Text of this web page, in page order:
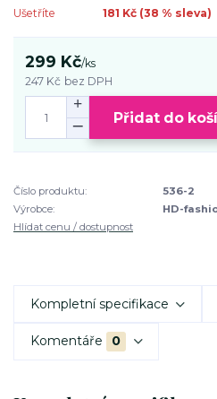
Ušetříte 181 Kč (38 % sleva)
299 Kč/ks
247 Kč bez DPH
Přidat do
Číslo produktu:
536-2
Výrobce:
HD-
Hlídat cenu / dostupnost
Kompletní specifikace
Komentáře 0